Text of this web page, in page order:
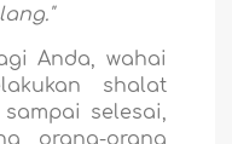
Anda, wahai
shalat
sampai selesai,
orang-orang